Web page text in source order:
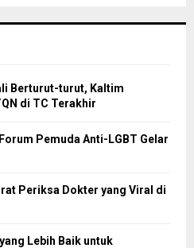
Berturut-turut, Kaltim
di TC Terakhir
Pemuda Anti-LGBT Gelar
Periksa Dokter yang Viral di
Lebih Baik untuk